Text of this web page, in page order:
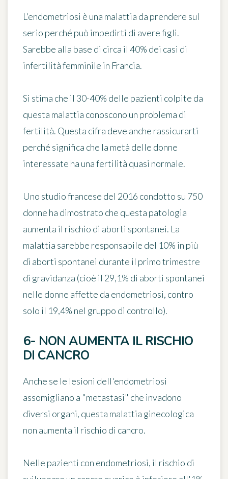
L'endometriosi è una malattia da prendere sul
serio perché può impedirti di avere figli.
Sarebbe alla base di circa il 40% dei casi di
infertilità femminile in Francia.
Si stima che il 30-40% delle pazienti colpite da
questa malattia conoscono un problema di
fertilità. Questa cifra deve anche rassicurarti
perché significa che la metà delle donne
interessate ha una fertilità quasi normale.
Uno studio francese del 2016 condotto su 750
donne ha dimostrato che questa patologia
aumenta il rischio di aborti spontanei. La
malattia sarebbe responsabile del 10% in più
di aborti spontanei durante il primo trimestre
di gravidanza (cioè il 29,1% di aborti spontanei
nelle donne affette da endometriosi, contro
solo il 19,4% nel gruppo di controllo).
6- NON AUMENTA IL RISCHIO
DI CANCRO
Anche se le lesioni dell'endometriosi
assomigliano a "metastasi" che invadono
diversi organi, questa malattia ginecologica
non aumenta il rischio di cancro.
Nelle pazienti con endometriosi, il rischio di